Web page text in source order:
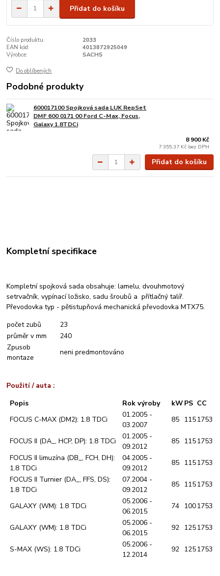
Přidat do košíku
Číslo produktu:
2033
EAN kód:
4013872925049
Výrobce:
SACHS
Do oblíbených
Podobné produkty
600017100 Spojková sada LUK RepSet
DMF 600 0171 00 Ford C-Max, Focus,
Galaxy 1.8TDCi
8 900 Kč
7 355,37 Kč bez DPH
Přidat do košíku
Kompletní specifikace
Kompletní spojková sada obsahuje: lamelu, dvouhmotový
setrvačník, vypínací ložisko, sadu šroubů a přítlačný talíř.
Převodovka typ - pětistupňová mechanická převodovka MTX75.
počet zubů
23
průměr v mm
240
Zpusob
montaze
neni predmontováno
Použití / auta :
Popis
Rok výroby kWPS CC
FOCUS C-MAX (DM2): 1.8 TDCi
01.2005 -
03.2007
85 1151753
FOCUS II (DA_, HCP, DP): 1.8 TDCi
01.2005 -
09.2012
85 1151753
FOCUS II limuzína (DB_, FCH, DH):
1.8 TDCi
04.2005 -
09.2012
85 1151753
FOCUS II Turnier (DA_, FFS, DS):
1.8 TDCi
07.2004 -
09.2012
85 1151753
GALAXY (WM): 1.8 TDCi
05.2006 -
06.2015
74 1001753
GALAXY (WM): 1.8 TDCi
05.2006 -
06.2015
92 1251753
S-MAX (WS): 1.8 TDCi
05.2006 -
12.2014
92 1251753